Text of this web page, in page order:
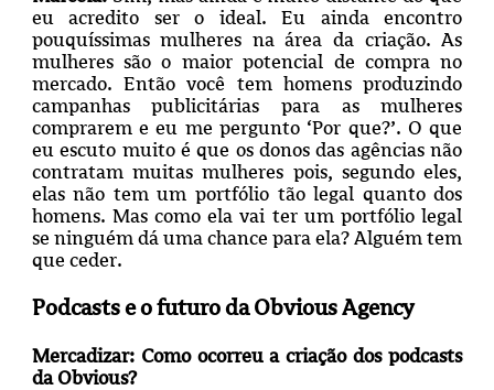
eu acredito ser o ideal. Eu ainda encontro
pouquíssimas mulheres na área da criação. As
mulheres são o maior potencial de compra no
mercado. Então você tem homens produzindo
campanhas publicitárias para as mulheres
comprarem e eu me pergunto ‘Por que?’. O que
eu escuto muito é que os donos das agências não
contratam muitas mulheres pois, segundo eles,
elas não tem um portfólio tão legal quanto dos
homens. Mas como ela vai ter um portfólio legal
se ninguém dá uma chance para ela? Alguém tem
que ceder.
Podcasts e o futuro da Obvious Agency
Mercadizar: Como ocorreu a criação dos podcasts
da Obvious?